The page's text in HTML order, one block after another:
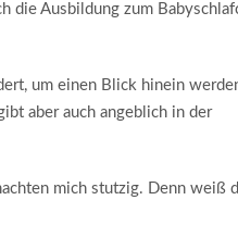
die Ausbildung zum
um einen Blick hinein
aber auch angeblich in der
mich stutzig. Denn weiß